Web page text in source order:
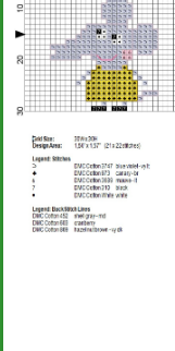
Bambini
Disney
Thun